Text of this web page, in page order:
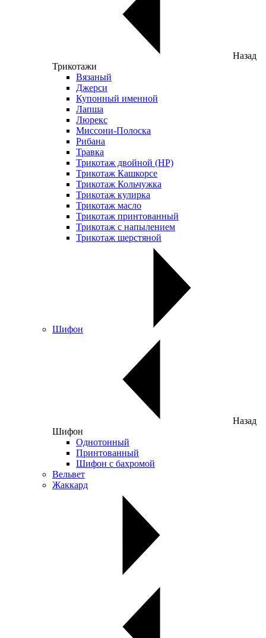
Назад
Трикотажи
Вязаный
Джерси
Купонный именной
Лапша
Люрекс
Миссони-Полоска
Рибана
Травка
Трикотаж двойной (НР)
Трикотаж Кашкорсе
Трикотаж Кольчужка
Трикотаж кулирка
Трикотаж масло
Трикотаж принтованный
Трикотаж с напылением
Трикотаж шерстяной
Шифон
Назад
Шифон
Однотонный
Принтованный
Шифон с бахромой
Вельвет
Жаккард